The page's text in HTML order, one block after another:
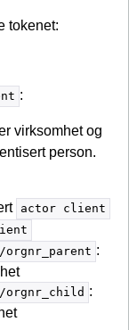
tokenet:
:
virksomhet og
person.
actor client
:
: